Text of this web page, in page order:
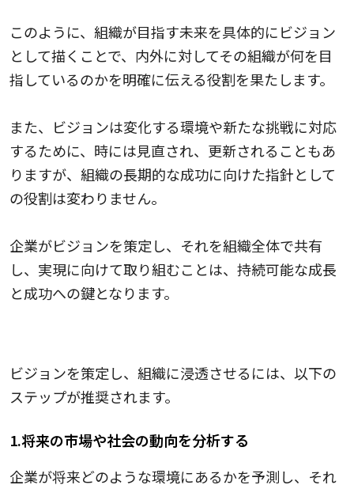
このように、組織が目指す未来を具体的にビジョン
として描くことで、内外に対してその組織が何を目
指しているのかを明確に伝える役割を果たします。
また、ビジョンは変化する環境や新たな挑戦に対応
するために、時には見直され、更新されることもあ
りますが、組織の長期的な成功に向けた指針として
の役割は変わりません。
企業がビジョンを策定し、それを組織全体で共有
し、実現に向けて取り組むことは、持続可能な成長
と成功への鍵となります。
ビジョンを策定し、組織に浸透させるには、以下の
ステップが推奨されます。
1.将来の市場や社会の動向を分析する
企業が将来どのような環境にあるかを予測し、それ